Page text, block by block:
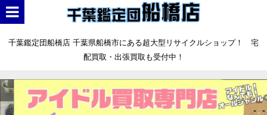
千葉鑑定団船橋店 千葉県船橋市にある超大型リサイクルショップ！ 宅
配買取・出張買取も受付中！